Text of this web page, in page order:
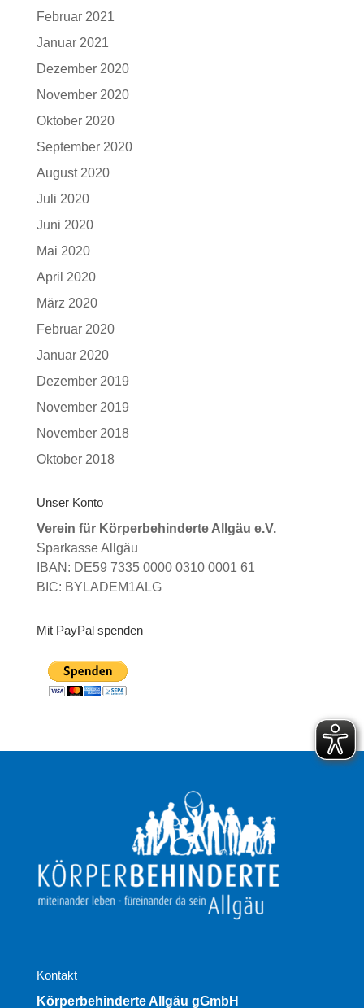
Februar 2021
Januar 2021
Dezember 2020
November 2020
Oktober 2020
September 2020
August 2020
Juli 2020
Juni 2020
Mai 2020
April 2020
März 2020
Februar 2020
Januar 2020
Dezember 2019
November 2019
November 2018
Oktober 2018
Unser Konto
Verein für Körperbehinderte Allgäu e.V.
Sparkasse Allgäu
IBAN: DE59 7335 0000 0310 0001 61
BIC: BYLADEM1ALG
Mit PayPal spenden
Kontakt
Körperbehinderte Allgäu gGmbH